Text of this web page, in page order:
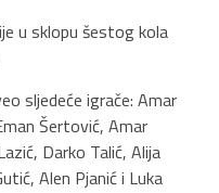
u sklopu šestog kola
sljedeće igrače: Amar
Šertović, Amar
Darko Talić, Alija
Alen Pjanić i Luka